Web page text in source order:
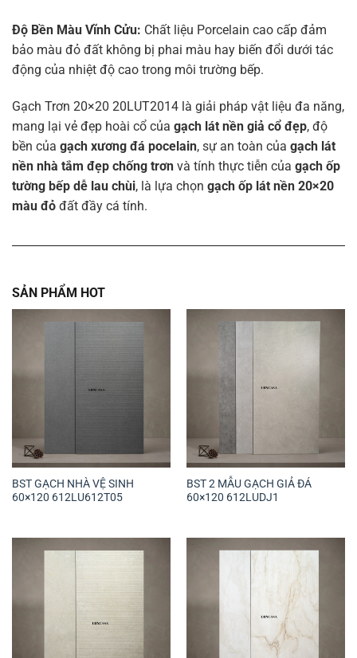
Độ Bền Màu Vĩnh Cửu: Chất liệu Porcelain cao cấp đảm
bảo màu đỏ đất không bị phai màu hay biến đổi dưới tác
động của nhiệt độ cao trong môi trường bếp.
Gạch Trơn 20×20 20LUT2014 là giải pháp vật liệu đa năng,
mang lại vẻ đẹp hoài cổ của gạch lát nền giả cổ đẹp, độ
bền của gạch xương đá pocelain, sự an toàn của gạch lát
nền nhà tắm đẹp chống trơn và tính thực tiễn của gạch ốp
tường bếp dễ lau chùi, là lựa chọn gạch ốp lát nền 20×20
màu đỏ đất đầy cá tính.
SẢN PHẨM HOT
BST GẠCH NHÀ VỆ SINH
60×120 612LU612T05
BST 2 MẪU GẠCH GIẢ ĐÁ
60×120 612LUDJ1